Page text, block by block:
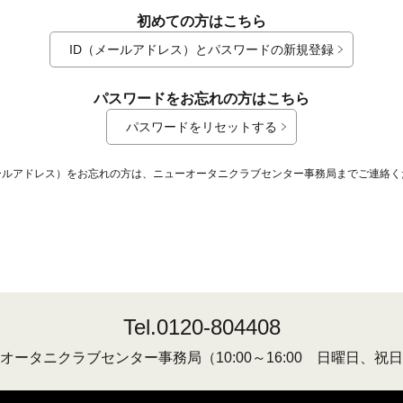
初めての方はこちら
ID（メールアドレス）とパスワードの新規登録
パスワードをお忘れの方はこちら
パスワードをリセットする
アドレス）をお忘れの方は、ニューオータニクラブセンター事務局までご連絡く
Tel.0120-804408
ータニクラブセンター事務局 （10:00～16:00 日曜日、祝日